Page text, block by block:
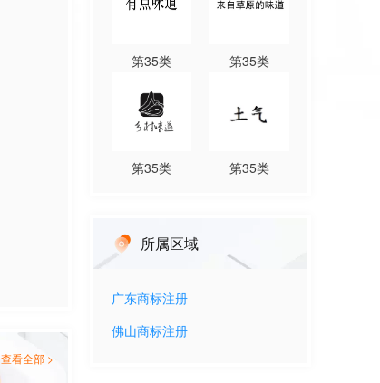
查看全部 >
第35类 第35类
第35类 第35类
所属区域
广东商标注册
佛山商标注册